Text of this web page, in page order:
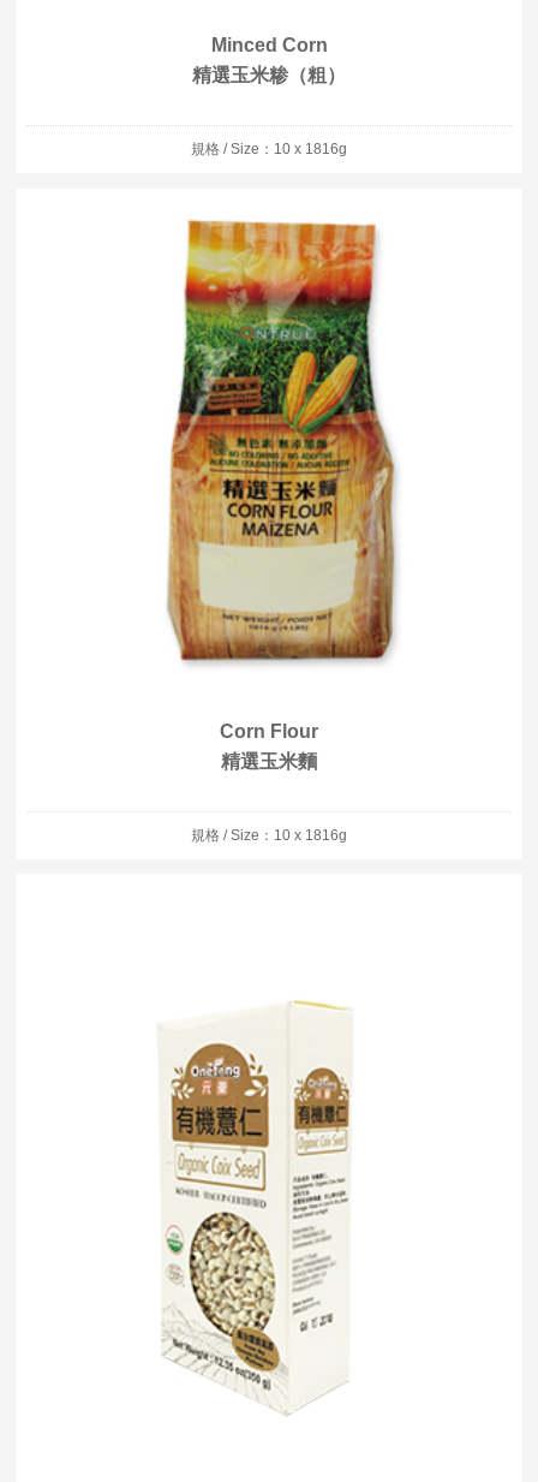
Minced Corn
精選玉米糁（粗）
規格 / Size：10 x 1816g
Corn Flour
精選玉米麵
規格 / Size：10 x 1816g